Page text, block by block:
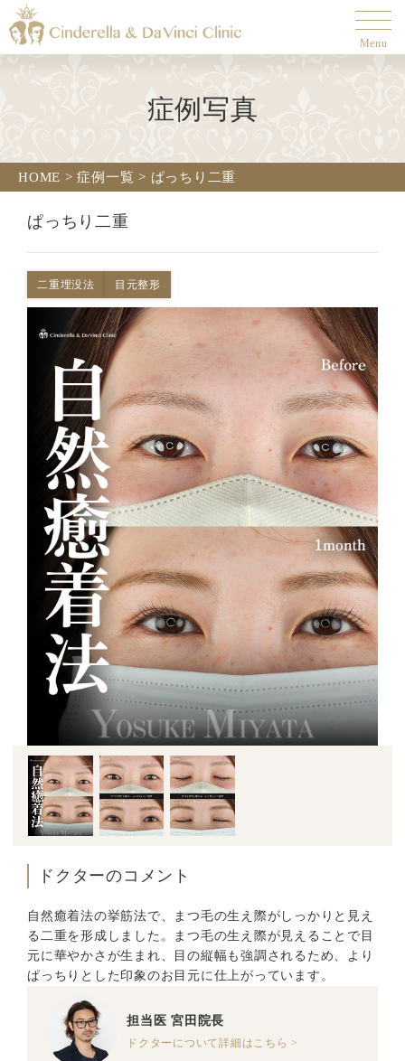
Menu
症例写真
HOME >症例一覧 > ぱっちり二重
ぱっちり二重
二重埋没法 目元整形
ドクターのコメント
自然癒着法の挙筋法で、まつ毛の生え際がしっかりと見え
る二重を形成しました。まつ毛の生え際が見えることで目
元に華やかさが生まれ、目の縦幅も強調されるため、より
ぱっちりとした印象のお目元に仕上がっています。
担当医 宮田院長
ドクターについて詳細はこちら >